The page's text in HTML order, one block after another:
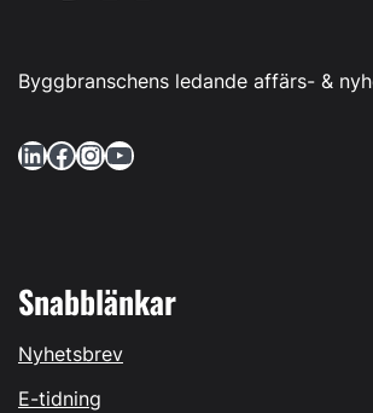
Byggbranschens ledande affärs- &
LinkedIn Facebook InstagramYouTube
Snabblänkar
Nyhetsbrev
E-tidning